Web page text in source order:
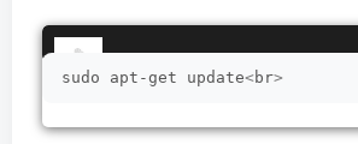
sudo apt-get update<br>